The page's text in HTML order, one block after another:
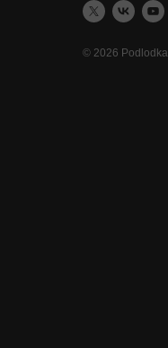
© 2026 Podlodka